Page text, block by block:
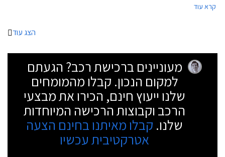
ארוכה בייחוד לאור השינוי והשדרוג שחל במעמדה של פולקסווגן פאסאט במהלך
קרא עוד
הצג עוד
מעוניינים ברכישת רכב? הגעתם
למקום הנכון. קבלו מהמומחים
שלנו ייעוץ חינם, הכירו את מבצעי
הרכב וקבוצות הרכישה המיוחדות
שלנו. קבלו מאיתנו בחינם הצעה
אטרקטיבית עכשיו